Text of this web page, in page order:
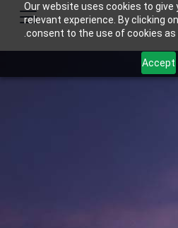
Our website uses cookies to
relevant experience. By clicking
consent to the use of cookies as
Accept